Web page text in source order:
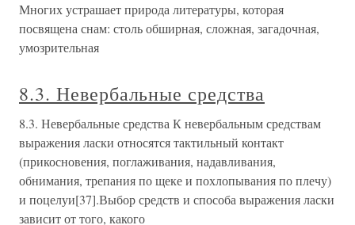
Многих устрашает природа литературы, которая
посвящена снам: столь обширная, сложная, загадочная,
умозрительная
8.3. Невербальные средства
8.3. Невербальные средства К невербальным средствам
выражения ласки относятся тактильный контакт
(прикосновения, поглаживания, надавливания,
обнимания, трепания по щеке и похлопывания по плечу)
и поцелуи[37].Выбор средств и способа выражения ласки
зависит от того, какого